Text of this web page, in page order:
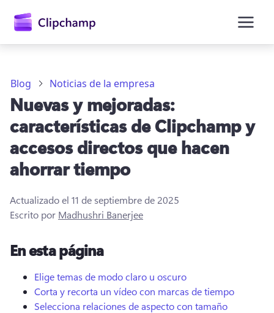
principal
Iniciar sesión
Blog Noticias de la empresa
Nuevas y mejoradas:
características de Clipchamp y
accesos directos que hacen
ahorrar tiempo
Actualizado el 11 de septiembre de 2025
Escrito por Madhushri Banerjee
En esta página
Elige temas de modo claro u oscuro
Corta y recorta un vídeo con marcas de tiempo
Selecciona relaciones de aspecto con tamaño